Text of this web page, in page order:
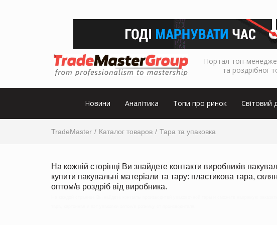
Портал топ-
та роздрібної
Новини Аналітика Топи про ринок Світовий
TradeMaster Каталог товаров Тара та упаковка
На кожній сторінці Ви знайдете контакти виробників
купити пакувальні матеріали та тару: пластикова тара,
оптом/в роздріб від виробника.